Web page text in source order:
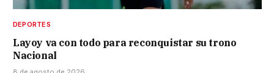
DEPORTES
Layoy va con todo para reconquistar su trono
Nacional